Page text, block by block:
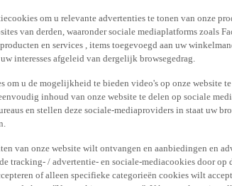
om u relevante advertenties te tonen van onze
van derden, waaronder sociale mediaplatforms zoals
en services , items toegevoegd aan uw
interesses afgeleid van dergelijk browsegedrag.
om u de mogelijkheid te bieden video's op onze website
inhoud van onze website te delen op sociale
en stellen deze sociale-mediaproviders in staat uw
van onze website wilt ontvangen en aanbiedingen en
tracking- / advertentie- en sociale-mediacookies door
of alleen specifieke categorieën cookies wilt